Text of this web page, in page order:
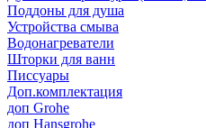
Поддоны для душа
Устройства смыва
Водонагреватели
Шторки для ванн
Писсуары
Доп.комплектация
доп Grohe
доп Hansgrohe